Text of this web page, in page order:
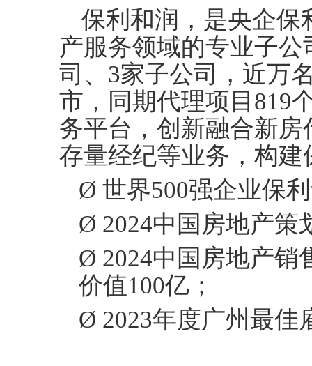
保利和润，是央企保
产服务领域的专业子
司、3家子公司，近万
市，同期代理项目819
务平台，创新融合新
存量经纪等业务，构
Ø 世界500强企业保
Ø 2024中国房地产策
Ø 2024中国房地产销
价值100亿；
Ø 2023年度广州最佳